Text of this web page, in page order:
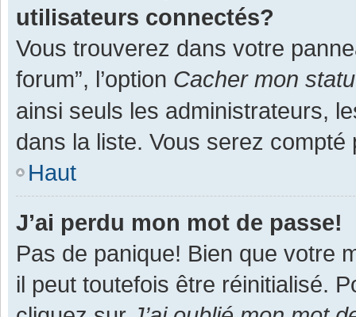
utilisateurs connectés?
Vous trouverez dans votre
forum”, l’option Cacher mon
ainsi seuls les administrateurs,
dans la liste. Vous serez
Haut
J’ai perdu mon mot de passe!
Pas de panique! Bien que votre
il peut toutefois être réinitialisé.